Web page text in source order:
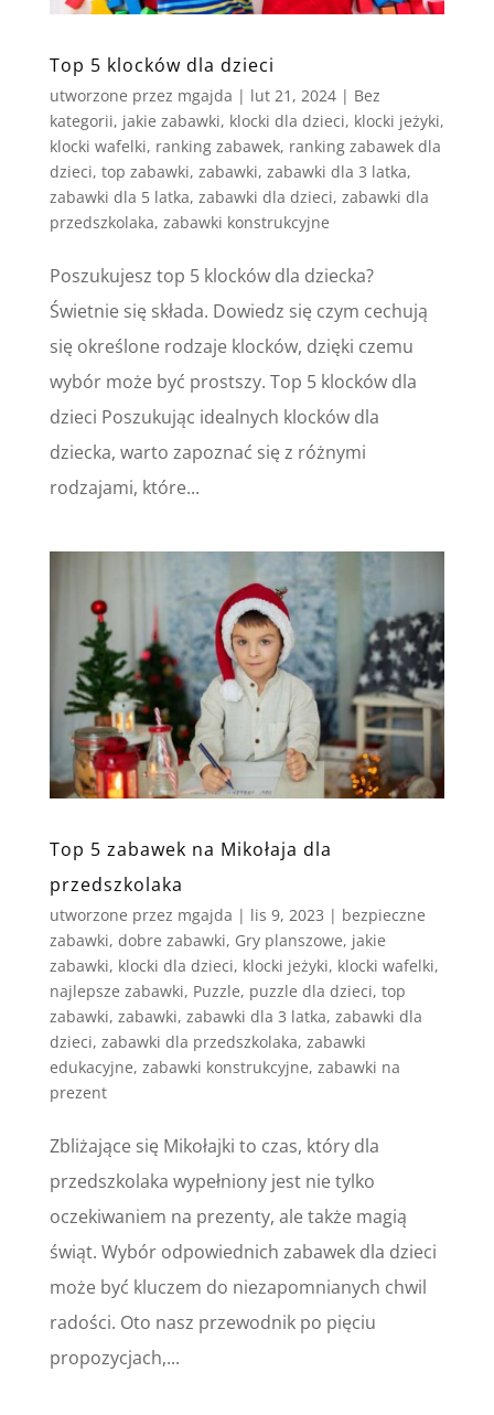
Top 5 klocków dla dzieci
utworzone przez mgajda | lut 21, 2024| Bez
kategorii, jakie zabawki, klocki dla dzieci, klocki jeżyki,
klocki wafelki, ranking zabawek, ranking zabawek dla
dzieci, top zabawki, zabawki, zabawki dla 3 latka,
zabawki dla 5 latka, zabawki dla dzieci, zabawki dla
przedszkolaka, zabawki konstrukcyjne
Poszukujesz top 5 klocków dla dziecka?
Świetnie się składa. Dowiedz się czym cechują
się określone rodzaje klocków, dzięki czemu
wybór może być prostszy. Top 5 klocków dla
dzieci Poszukując idealnych klocków dla
dziecka, warto zapoznać się z różnymi
rodzajami, które...
Top 5 zabawek na Mikołaja dla
przedszkolaka
utworzone przez mgajda | lis 9, 2023 | bezpieczne
zabawki, dobre zabawki, Gry planszowe, jakie
zabawki, klocki dla dzieci, klocki jeżyki, klocki wafelki,
najlepsze zabawki, Puzzle, puzzle dla dzieci, top
zabawki, zabawki, zabawki dla 3 latka, zabawki dla
dzieci, zabawki dla przedszkolaka, zabawki
edukacyjne, zabawki konstrukcyjne, zabawki na
prezent
Zbliżające się Mikołajki to czas, który dla
przedszkolaka wypełniony jest nie tylko
oczekiwaniem na prezenty, ale także magią
świąt. Wybór odpowiednich zabawek dla dzieci
może być kluczem do niezapomnianych chwil
radości. Oto nasz przewodnik po pięciu
propozycjach,...